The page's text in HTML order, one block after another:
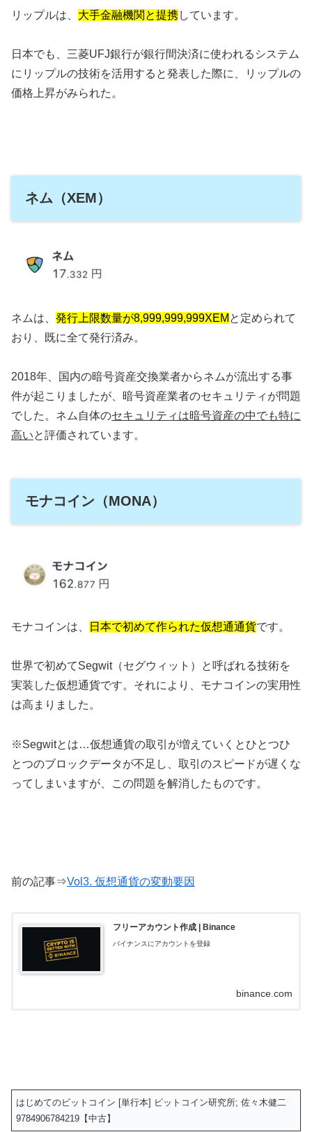
リップルは、 大手金融機関と提携しています。
日本でも、三菱UFJ銀行が銀行間決済に使われるシステム
にリップルの技術を活用すると発表した際に、リップルの
価格上昇がみられた。
ネム（XEM）
ネムは、 発行上限数量が8,999,999,999XEM と定められて
おり、既に全て発行済み。
2018年、国内の暗号資産交換業者からネムが流出する事
件が起こりましたが、暗号資産業者のセキュリティが問題
でした。ネム自体のセキュリティは暗号資産の中でも特に
高いと評価されています。
モナコイン（MONA）
モナコインは、 日本で初めて作られた仮想通通貨です。
世界で初めてSegwit（セグウィット）と呼ばれる技術を
実装した仮想通貨です。それにより、モナコインの実用性
は高まりました。
※Segwitとは…仮想通貨の取引が増えていくとひとつひ
とつのブロックデータが不足し、取引のスピードが遅くな
ってしまいますが、この問題を解消したものです。
前の記事⇒Vol3. 仮想通貨の変動要因
フリーアカウント作成 | Binance
バイナンスにアカウントを登録
binance.com
はじめてのビットコイン [単行本] ビットコイン研究所; 佐々木健二
9784906784219【中古】